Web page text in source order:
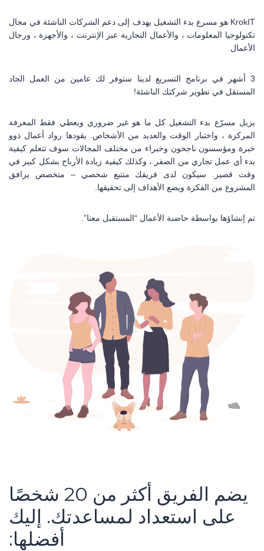
KrokIT هو مسرع بدء التشغيل يهدف إلى دعم
الشركات الناشئة في مجال
تكنولوجيا المعلومات ، والأعمال التجارية عبر الإنترنت ، والأجهزة ، ورجال
الأعمال.
3 أشهر في برنامج التسريع لدينا ستوفر لك عامين من العمل الجاد
المستقل في تطوير شركتك الناشئة!
يزيل مسرّع بدء التشغيل كل ما هو غير ضروري ويعطي فقط المعرفة
المركزة ، واختبار الوقت والعديد من الأشخاص. يقودها رواد أعمال ذوو
خبرة ومؤسسون ناجحون وخبراء من مختلف المجالات سوف تتعلم كيفية
بدء أي عمل تجاري من الصفر ، وكذلك كيفية زيادة الأرباح بشكل كبير في
وقت قصير. سيكون لدى فريقك متتبع شخصي – متخصص يرافق
المشروع من الفكرة ويضع الأهداف إلى تحقيقها.
تم إنشاؤها بواسطة حاضنة الأعمال “المستقبل معنا”.
يضم الفريق أكثر من 20 شخصًا
على استعداد لمساعدتك. إليك
أفضلها: